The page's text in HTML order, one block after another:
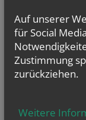
Auf unserer
für Social
Zustimmung
zurückziehen.
Weitere